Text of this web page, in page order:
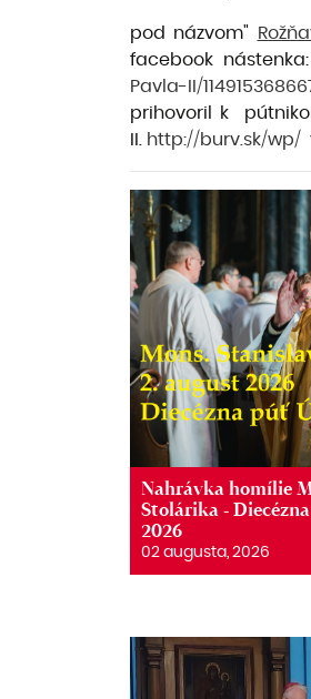
pod názvom"
facebook nástenka:
Pavla-II/
prihovoril k
http://burv.sk/wp/
Nahrávka homílie
Stolárika -
2026
02 augusta, 2026